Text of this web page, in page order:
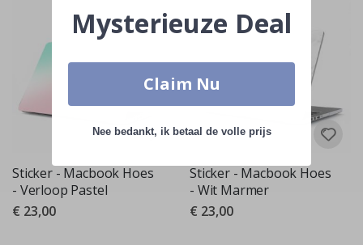
Sticker - Macbook Hoes
- Verloop Pastel
€ 23,00
Sticker - Macbook Hoes
- Wit Marmer
€ 23,00
Mysterieuze Deal
Claim Nu
Nee bedankt, ik betaal de volle prijs